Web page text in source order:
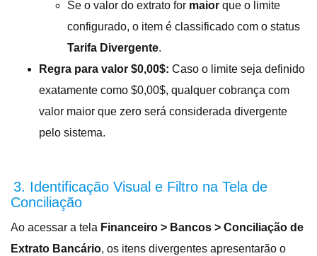
Se o valor do extrato for maior que o limite
configurado, o item é classificado com o status
Tarifa Divergente.
Regra para valor $0,00$: Caso o limite seja definido
exatamente como $0,00$, qualquer cobrança com
valor maior que zero será considerada divergente
pelo sistema.
3. Identificação Visual e Filtro na Tela de
Conciliação
Ao acessar a tela Financeiro > Bancos > Conciliação de
Extrato Bancário, os itens divergentes apresentarão o